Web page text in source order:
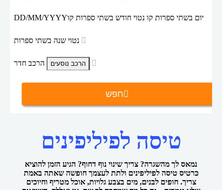
DD/MM/YYYYיום בשתי ספרות קו נטוי חודש בשתי ספרות קו
הרכב חדר
חפש
דף הבית טיסות זולות טיסות לפיליפינים
טיסה לפיליפינים
נמאס לך מהשגרה? צריך שינוי נוף דחוף? הגיע הזמן להוציא
כרטיס טיסה לפיליפינים ולתת לעצמך חופשה שאתה באמת
צריך. חופים לבנים, מים בצבע גלויות, אוכל מטריף וחיוכים